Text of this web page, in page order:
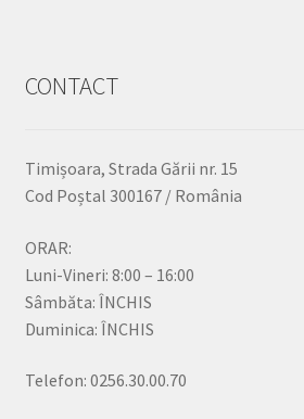
CONTACT
Timișoara, Strada Gării nr. 15
Cod Poștal 300167 / România
ORAR:
Luni-Vineri: 8:00 – 16:00
Sâmbăta: ÎNCHIS
Duminica: ÎNCHIS
Telefon: 0256.30.00.70